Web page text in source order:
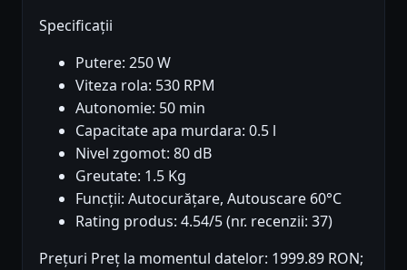
Specificații
Putere: 250 W
Viteza rola: 530 RPM
Autonomie: 50 min
Capacitate apa murdara: 0.5 l
Nivel zgomot: 80 dB
Greutate: 1.5 Kg
Funcții: Autocurățare, Autouscare 60°C
Rating produs: 4.54/5 (nr. recenzii: 37)
Prețuri Preț la momentul datelor: 1999.89 RON;